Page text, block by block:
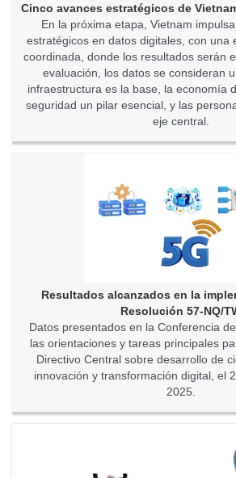
Cinco avances estratégicos de
En la próxima etapa, Vietnam
estratégicos en datos digitales, con una
coordinada, donde los resultados serán
evaluación, los datos se consideran
infraestructura es la base, la economía
seguridad un pilar esencial, y las
eje central.
Resultados alcanzados en la
Resolución 57-NQ/
Datos presentados en la Conferencia
las orientaciones y tareas principales
Directivo Central sobre desarrollo de
innovación y transformación digital, el
2025.